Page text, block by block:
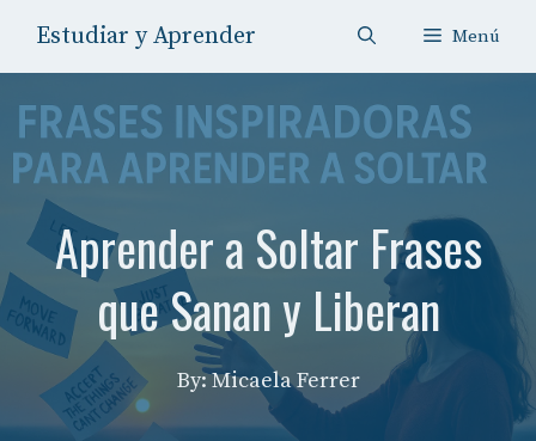
contenido
Estudiar y Aprender Menú
Aprender a Soltar Frases
que Sanan y Liberan
By: Micaela Ferrer